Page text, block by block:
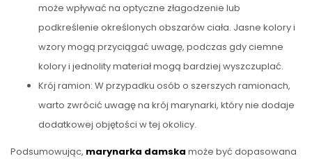
może wpływać na optyczne złagodzenie lub
podkreślenie określonych obszarów ciała. Jasne kolory i
wzory mogą przyciągać uwagę, podczas gdy ciemne
kolory i jednolity materiał mogą bardziej wyszczuplać.
Krój ramion: W przypadku osób o szerszych ramionach,
warto zwrócić uwagę na krój marynarki, który nie dodaje
dodatkowej objętości w tej okolicy.
Podsumowując, marynarka damska może być dopasowana